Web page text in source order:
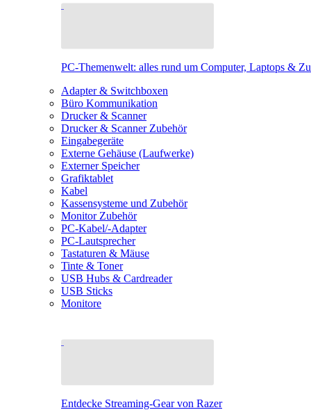
PC-Themenwelt: alles rund um Computer, Laptops &
Adapter & Switchboxen
Büro Kommunikation
Drucker & Scanner
Drucker & Scanner Zubehör
Eingabegeräte
Externe Gehäuse (Laufwerke)
Externer Speicher
Grafiktablet
Kabel
Kassensysteme und Zubehör
Monitor Zubehör
PC-Kabel/-Adapter
PC-Lautsprecher
Tastaturen & Mäuse
Tinte & Toner
USB Hubs & Cardreader
USB Sticks
Monitore
Entdecke Streaming-Gear von Razer